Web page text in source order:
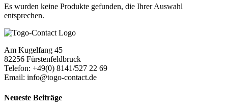
Es wurden keine Produkte gefunden, die Ihrer Auswahl
entsprechen.
Am Kugelfang 45
82256 Fürstenfeldbruck
Telefon: +49(0) 8141/527 22 69
Email: info@togo-contact.de
Neueste Beiträge